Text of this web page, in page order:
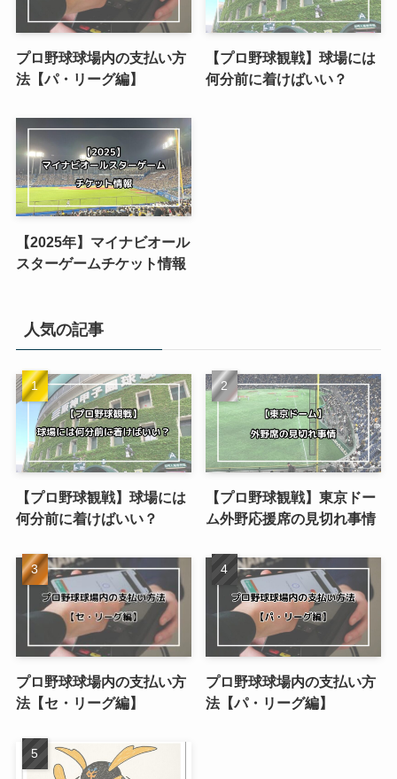
プロ野球球場内の支払い方
法【パ・リーグ編】
【プロ野球観戦】球場には
何分前に着けばいい？
【2025年】マイナビオール
スターゲームチケット情報
人気の記事
【プロ野球観戦】球場には
何分前に着けばいい？
【プロ野球観戦】東京ドー
ム外野応援席の見切れ事情
プロ野球球場内の支払い方
法【セ・リーグ編】
プロ野球球場内の支払い方
法【パ・リーグ編】